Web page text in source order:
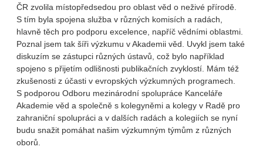
ČR zvolila místopředsedou pro oblast věd o neživé přírodě.
S tím byla spojena služba v různých komisích a radách,
hlavně těch pro podporu excelence, napříč vědními oblastmi.
Poznal jsem tak šíři výzkumu v Akademii věd. Uvykl jsem také
diskuzím se zástupci různých ústavů, což bylo například
spojeno s přijetím odlišnosti publikačních zvyklostí. Mám též
zkušenosti z účasti v evropských výzkumných programech.
S podporou Odboru mezinárodní spolupráce Kanceláře
Akademie věd a společně s kolegyněmi a kolegy v Radě pro
zahraniční spolupráci a v dalších radách a kolegiích se nyní
budu snažit pomáhat našim výzkumným týmům z různých
oborů.